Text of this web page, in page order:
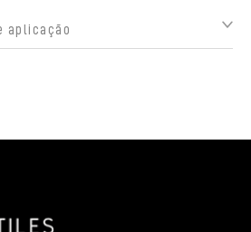
aplicação